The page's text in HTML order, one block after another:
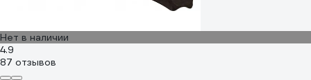
Нет в наличии
4.9
87 отзывов